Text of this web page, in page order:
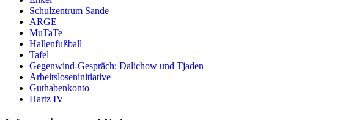
Schulzentrum Sande
ARGE
MuTaTe
Hallenfußball
Tafel
Gegenwind-Gespräch: Dalichow und Tjaden
Arbeitsloseninitiative
Guthabenkonto
Hartz IV